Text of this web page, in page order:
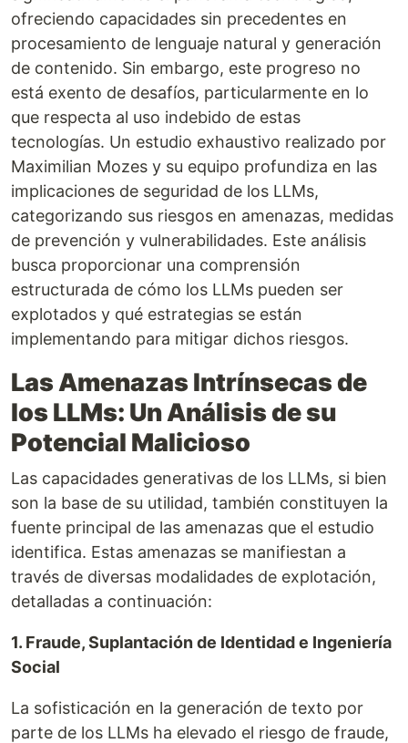
ofreciendo capacidades sin precedentes en
procesamiento de lenguaje natural y generación
de contenido. Sin embargo, este progreso no
está exento de desafíos, particularmente en lo
que respecta al uso indebido de estas
tecnologías. Un estudio exhaustivo realizado por
Maximilian Mozes y su equipo profundiza en las
implicaciones de seguridad de los LLMs,
categorizando sus riesgos en amenazas, medidas
de prevención y vulnerabilidades. Este análisis
busca proporcionar una comprensión
estructurada de cómo los LLMs pueden ser
explotados y qué estrategias se están
implementando para mitigar dichos riesgos.
Las Amenazas Intrínsecas de
los LLMs: Un Análisis de su
Potencial Malicioso
Las capacidades generativas de los LLMs, si bien
son la base de su utilidad, también constituyen la
fuente principal de las amenazas que el estudio
identifica. Estas amenazas se manifiestan a
través de diversas modalidades de explotación,
detalladas a continuación:
1. Fraude, Suplantación de Identidad e Ingeniería
Social
La sofisticación en la generación de texto por
parte de los LLMs ha elevado el riesgo de fraude,